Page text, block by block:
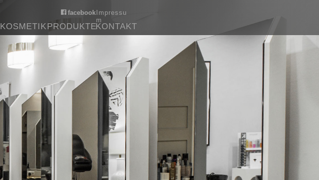
KOSMETIKPRODUKTEKONTAKT
facebook Impressu
m